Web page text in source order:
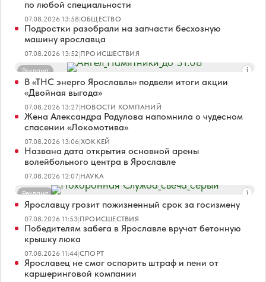
по любой специальности
07.08.2026 13:58|ОБЩЕСТВО
Подростки разобрали на запчасти бесхозную
машину ярославца
07.08.2026 13:52|ПРОИСШЕСТВИЯ
Реклама
В «ТНС энерго Ярославль» подвели итоги акции
«Двойная выгода»
07.08.2026 13:27|НОВОСТИ КОМПАНИЙ
Жена Александра Радулова напомнила о чудесном
спасении «Локомотива»
07.08.2026 13:06|ХОККЕЙ
Названа дата открытия основной арены
волейбольного центра в Ярославле
07.08.2026 12:07|НАУКА
Реклама
Ярославцу грозит пожизненный срок за госизмену
07.08.2026 11:53|ПРОИСШЕСТВИЯ
Победителям забега в Ярославле вручат бетонную
крышку люка
07.08.2026 11:44|СПОРТ
Ярославец не смог оспорить штраф и пени от
каршеринговой компании